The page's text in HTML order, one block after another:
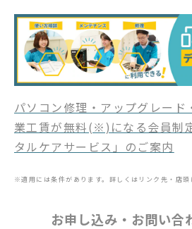
パソコン修理・アップグレード
業工賃が無料(※)になる会員制
タルケアサービス」のご案内
※適用には条件があります。詳しくはリンク先・店頭
お申し込み・お問い合